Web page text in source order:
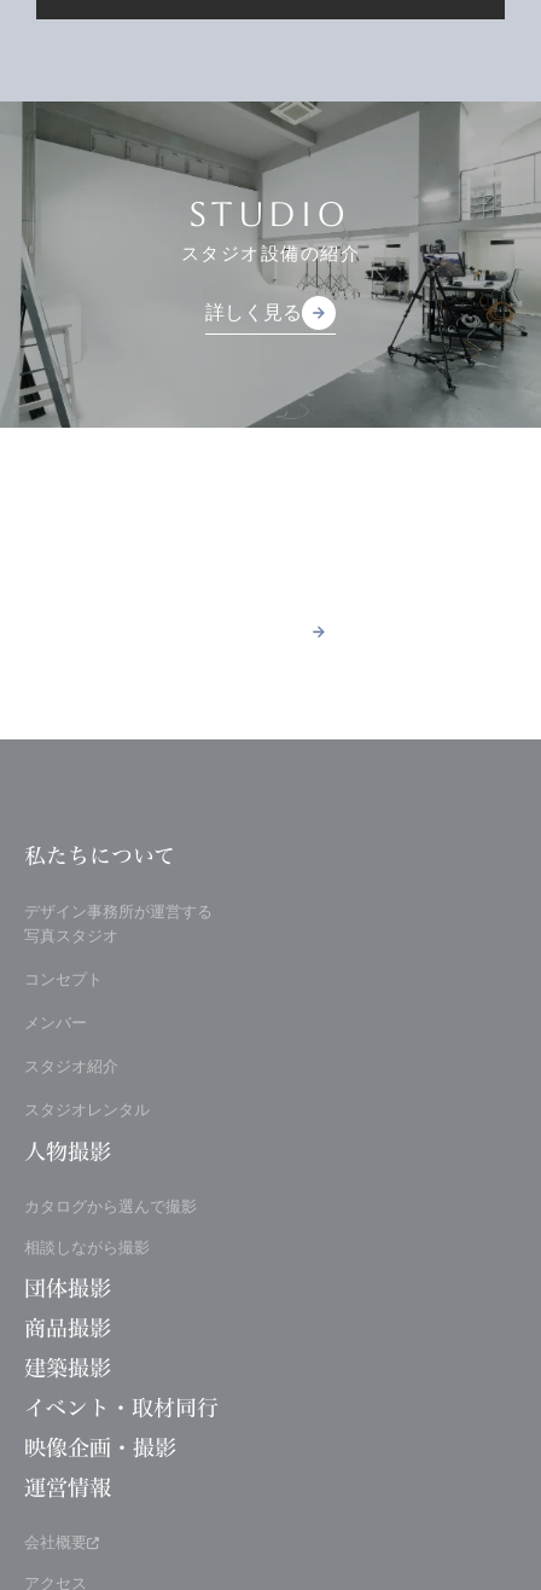
STUDIO
スタジオ設備の紹介
詳しく見る
詳しく見る
arrow_forward
arrow_forward
arrow_forward
arrow_forward
私たちについて
デザイン事務所が運営する
写真スタジオ
コンセプト
メンバー
スタジオ紹介
スタジオレンタル
人物撮影
カタログから選んで撮影
相談しながら撮影
団体撮影
商品撮影
建築撮影
イベント・取材同行
映像企画・撮影
運営情報
会社概要
アクセス